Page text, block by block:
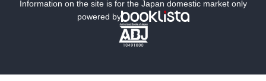
ミステリー SF
文学
Information on the site is for the Japan domestic market only
powered by